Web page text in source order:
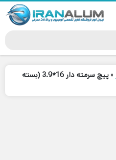
»
پیچ سرمته دار 16*3.9 (بسته